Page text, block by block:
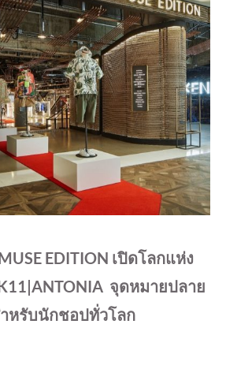
EDITION เปิดโลกแห่ง
จุดหมายปลาย
หรับนักชอปทั่วโลก